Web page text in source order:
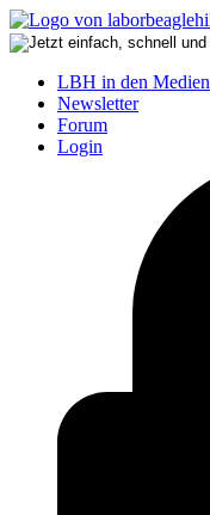
LBH in den Medien
Newsletter
Forum
Login